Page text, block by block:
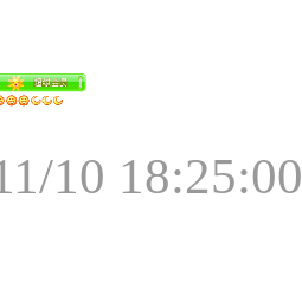
10 18:25:00